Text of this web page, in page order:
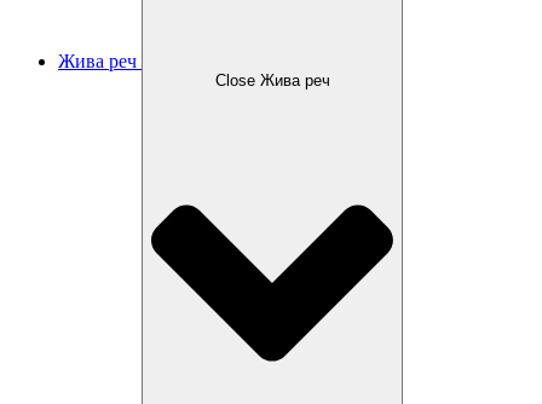
Жива реч
Close Жива реч